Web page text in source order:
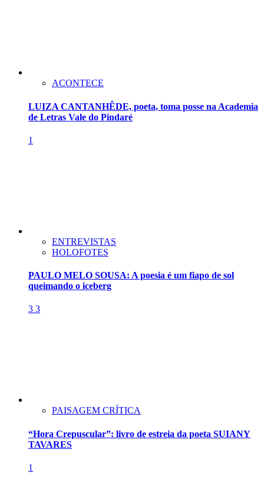
ACONTECE
LUIZA CANTANHÊDE, poeta, toma posse na Academia
de Letras Vale do Pindaré
1
ENTREVISTAS
HOLOFOTES
PAULO MELO SOUSA: A poesia é um fiapo de sol
queimando o iceberg
3 3
PAISAGEM CRÍTICA
“Hora Crepuscular”: livro de estreia da poeta SUIANY
TAVARES
1